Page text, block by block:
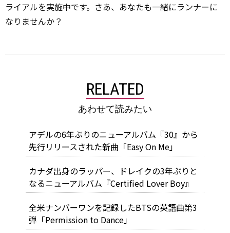
ライアルを実施中です。さあ、あなたも一緒にランナーに
なりませんか？
RELATED
あわせて読みたい
アデルの6年ぶりのニューアルバム『30』から
先行リリースされた新曲「Easy On Me」
カナダ出身のラッパー、ドレイクの3年ぶりと
なるニューアルバム『Certified Lover Boy』
全米ナンバーワンを記録したBTSの英語曲第3
弾「Permission to Dance」